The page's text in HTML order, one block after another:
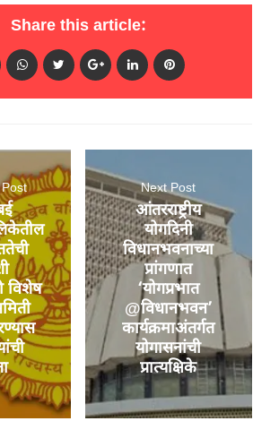
Share this article:
विशेष
Next Post
आंतरराष्ट्रीय
योगदिनी
विधानभवनाच्या
प्रांगणात
‘योगप्रभात
@विधानभवन’
कार्यक्रमाअंतर्गत
योगासनांची
प्रात्यक्षिके